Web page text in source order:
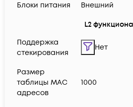
Блоки питания Внешний
L2
Поддержка
стекирования
Нет
Размер
таблицы MAC
адресов
1000